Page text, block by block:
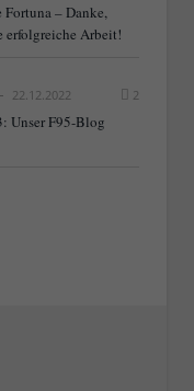
– Danke,
erfolgreiche Arbeit!
22.12.2022 2
Unser F95-Blog